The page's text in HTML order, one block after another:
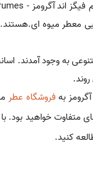
معطر میوه
به وجود آمدند.
به فروشگاه عطر
متفاوت خواهید بود.
کنید.